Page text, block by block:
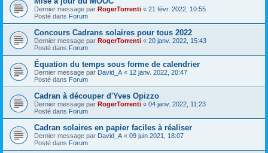
Dernier message par RogerTorrenti « 21 févr. 2022, 10:55
Posté dans Forum
Concours Cadrans solaires pour tous 2022
Dernier message par RogerTorrenti « 20 janv. 2022, 15:43
Posté dans Forum
Équation du temps sous forme de calendrier
Dernier message par David_A « 12 janv. 2022, 20:47
Posté dans Forum
Cadran à découper d'Yves Opizzo
Dernier message par RogerTorrenti « 04 janv. 2022, 11:23
Posté dans Forum
Cadran solaires en papier faciles à réaliser
Dernier message par David_A « 09 juin 2021, 18:07
Posté dans Forum